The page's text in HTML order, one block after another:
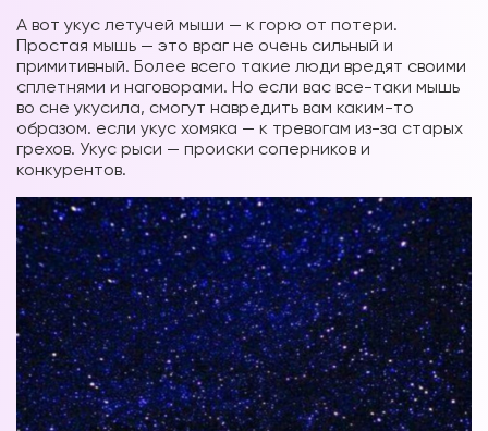
А вот укус летучей мыши — к горю от потери.
Простая мышь — это враг не очень сильный и
примитивный. Более всего такие люди вредят своими
сплетнями и наговорами. Но если вас все-таки мышь
во сне укусила, смогут навредить вам каким-то
образом. если укус хомяка — к тревогам из-за старых
грехов. Укус рыси — происки соперников и
конкурентов.